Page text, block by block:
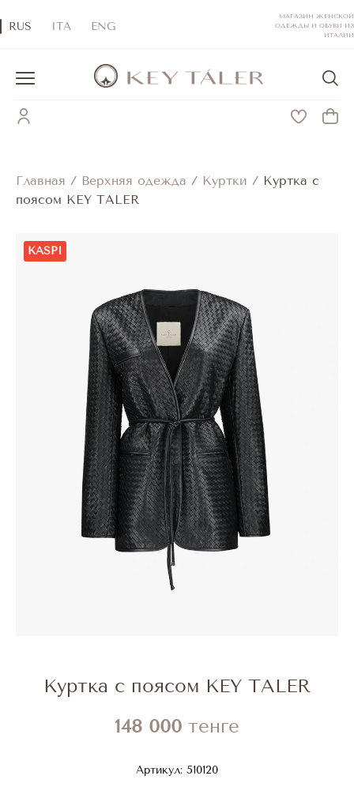
RUS ITA ENG
МАГАЗИН ЖЕНСКОЙ
ОДЕЖДЫ И ОБУВИ ИЗ
ИТАЛИИ
Главная / Верхняя одежда / Куртки / Куртка с
поясом KEY TALER
KASPI
Куртка с поясом KEY TALER
148 000 тенге
Артикул: 510120